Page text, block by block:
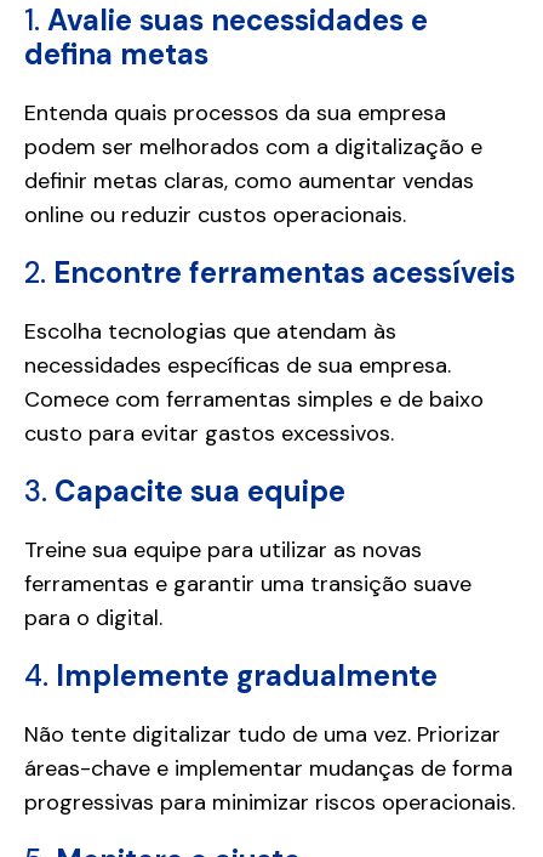
1. Avalie suas necessidades e
defina metas
Entenda quais processos da sua empresa
podem ser melhorados com a digitalização e
definir metas claras, como aumentar vendas
online ou reduzir custos operacionais.
2. Encontre ferramentas acessíveis
Escolha tecnologias que atendam às
necessidades específicas de sua empresa.
Comece com ferramentas simples e de baixo
custo para evitar gastos excessivos.
3. Capacite sua equipe
Treine sua equipe para utilizar as novas
ferramentas e garantir uma transição suave
para o digital.
4. Implemente gradualmente
Não tente digitalizar tudo de uma vez. Priorizar
áreas-chave e implementar mudanças de forma
progressivas para minimizar riscos operacionais.